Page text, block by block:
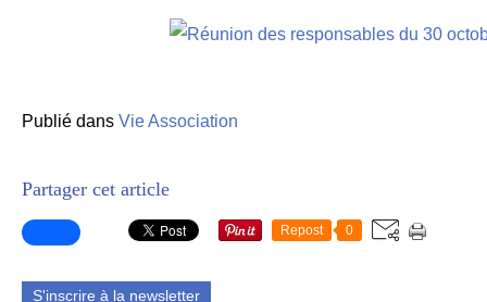
Publié dans Vie Association
Partager cet article
Repost 0
S'inscrire à la newsletter